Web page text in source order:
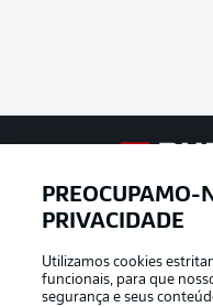
Football
PREOCUPAMO-
PRIVACIDADE
Utilizamos cookies
funcionais, para que
segurança e seus